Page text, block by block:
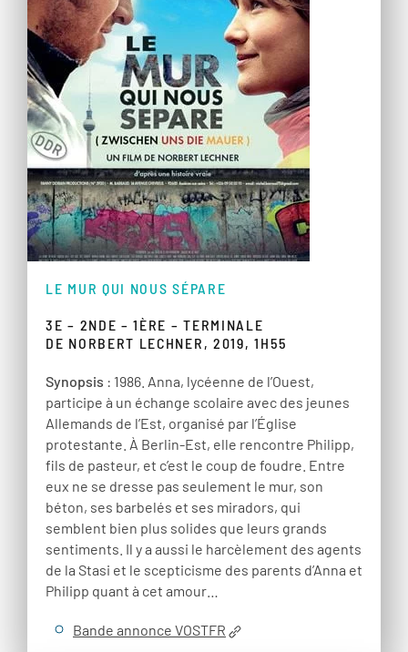
LE MUR QUI NOUS SÉPARE
3E – 2NDE – 1ÈRE – TERMINALE
DE NORBERT LECHNER, 2019, 1H55
Synopsis : 1986. Anna, lycéenne de l’Ouest,
participe à un échange scolaire avec des jeunes
Allemands de l’Est, organisé par l’Église
protestante. À Berlin-Est, elle rencontre Philipp,
fils de pasteur, et c’est le coup de foudre. Entre
eux ne se dresse pas seulement le mur, son
béton, ses barbelés et ses miradors, qui
semblent bien plus solides que leurs grands
sentiments. Il y a aussi le harcèlement des agents
de la Stasi et le scepticisme des parents d’Anna et
Philipp quant à cet amour…
Bande annonce VOSTFR